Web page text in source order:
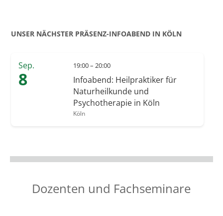
UNSER NÄCHSTER PRÄSENZ-INFOABEND IN KÖLN
Sep.
8
19:00 – 20:00
Infoabend: Heilpraktiker für
Naturheilkunde und
Psychotherapie in Köln
Köln
Dozenten und Fachseminare